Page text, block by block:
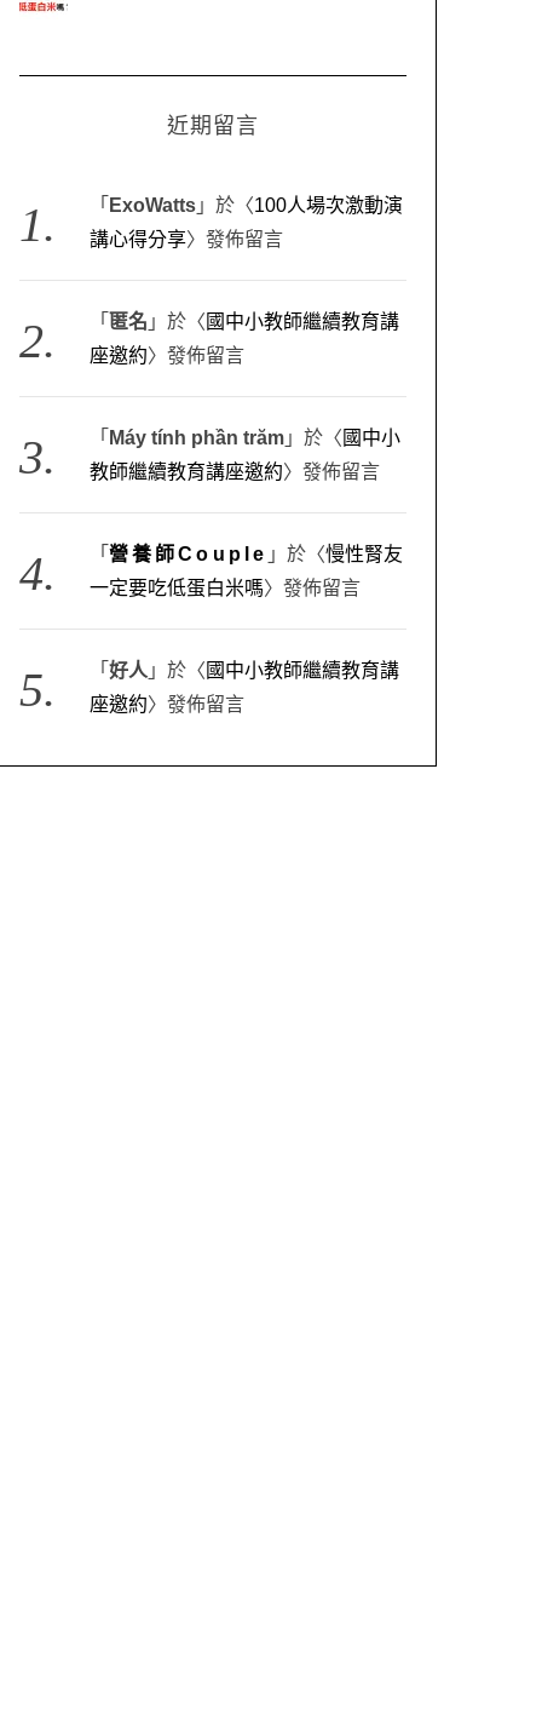
近期留言
「 ExoWatts」於〈100人場次激動演
講心得分享〉發佈留言
「 匿名 」於〈 國中小教師繼續教育講
座邀約〉發佈留言
「 Máy tính phần trăm」於〈 國中小
教師繼續教育講座邀約〉發佈留言
「 營養師Couple 」於〈慢性腎友
一定要吃低蛋白米嗎〉發佈留言
「 好人 」於〈 國中小教師繼續教育講
座邀約〉發佈留言